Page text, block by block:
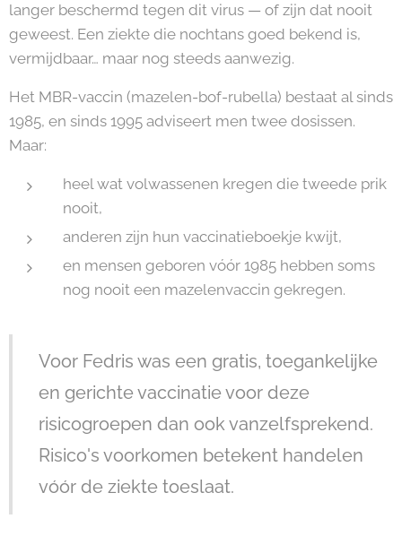
langer beschermd tegen dit virus — of zijn dat nooit
geweest. Een ziekte die nochtans goed bekend is,
vermijdbaar… maar nog steeds aanwezig.
Het MBR-vaccin (mazelen-bof-rubella) bestaat al sinds
1985, en sinds 1995 adviseert men twee dosissen.
Maar:
heel wat volwassenen kregen die tweede prik
nooit,
anderen zijn hun vaccinatieboekje kwijt,
en mensen geboren vóór 1985 hebben soms
nog nooit een mazelenvaccin gekregen.
Voor Fedris was een gratis, toegankelijke
en gerichte vaccinatie voor deze
risicogroepen dan ook vanzelfsprekend.
Risico's voorkomen betekent handelen
vóór de ziekte toeslaat.